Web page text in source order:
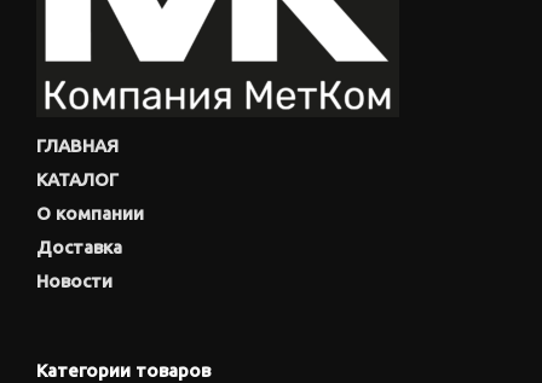
ГЛАВНАЯ
КАТАЛОГ
О компании
Доставка
Новости
Категории товаров